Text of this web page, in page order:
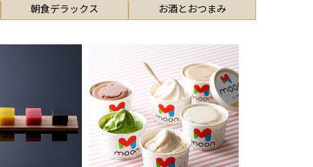
朝食デラックス お酒とおつまみ